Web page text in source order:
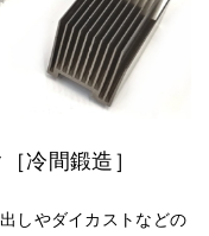
冷間鍛造］
しやダイカストなどの